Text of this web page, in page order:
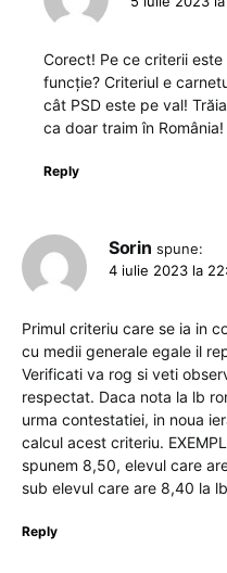
Corect! Pe ce criterii
funcție? Criteriul e
cât PSD este pe val!
ca doar traim în România!
Reply
Sorin spune:
4 iulie 2023 la
Primul criteriu care se ia in
cu medii generale egale il
Verificati va rog si veti
respectat. Daca nota la lb
urma contestatiei, in noua
calcul acest criteriu.
spunem 8,50, elevul care
sub elevul care are 8,40 la
Reply